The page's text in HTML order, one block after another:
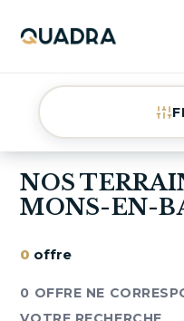
NOS
MONS-EN-
0 offre
0 OFFRE NE